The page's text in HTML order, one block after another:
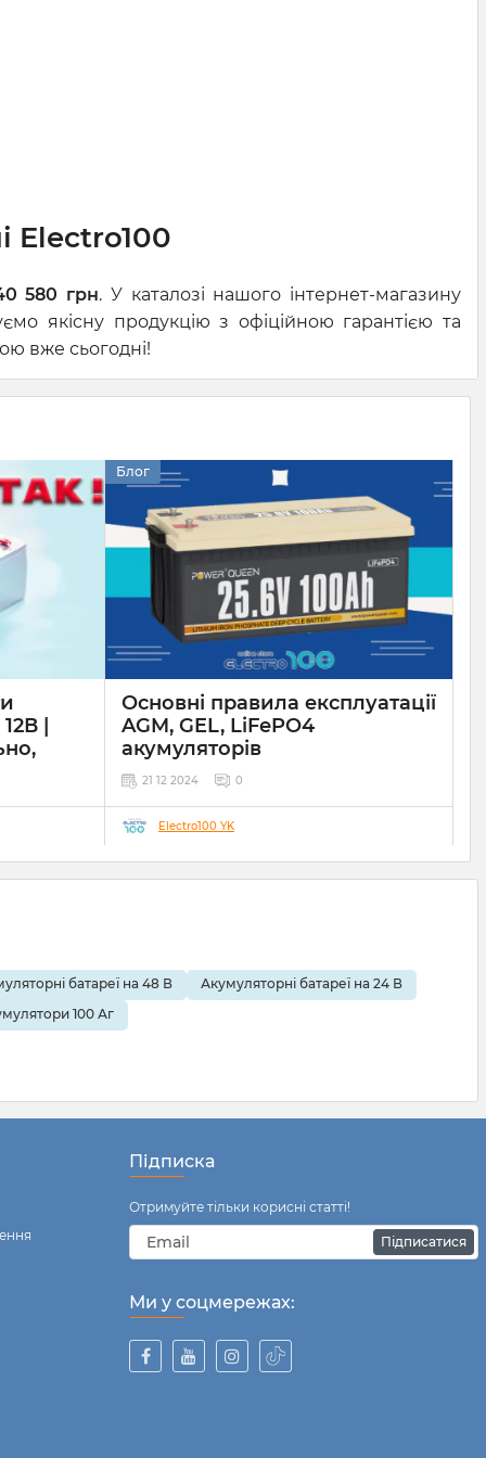
Electro100
580 грн. У каталозі нашого інтернет-магазину
якісну продукцію з офіційною гарантією та
вже сьогодні!
|
Блог
Основні правила експлуатації
AGM, GEL, LiFePO4
акумуляторів
21 12 2024 0
Electro100 YK
батареї на 48 В
Акумуляторні батареї на 24 В
100 Аг
Підписка
Отримуйте тільки корисні статті!
Підписатися
Ми у соцмережах: